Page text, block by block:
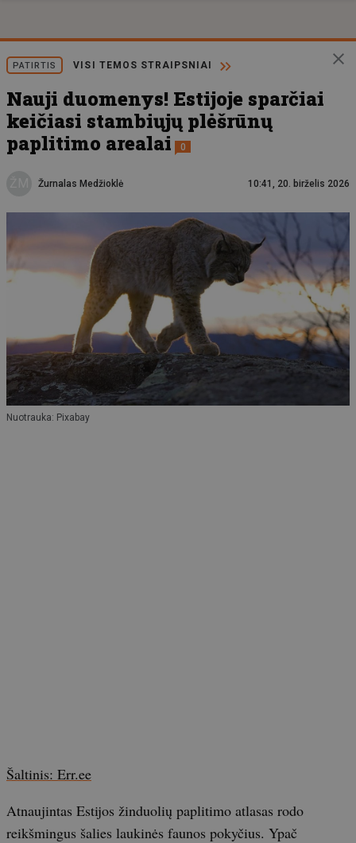
PATIRTIS VISI TEMOS STRAIPSNIAI
Nauji duomenys! Estijoje sparčiai
keičiasi stambiųjų plėšrūnų
paplitimo arealai
0
Žurnalas Medžioklė 10:41, 20. birželis 2026
Nuotrauka: Pixabay
Šaltinis: Err.ee
Atnaujintas Estijos žinduolių paplitimo atlasas rodo
reikšmingus šalies laukinės faunos pokyčius. Ypač